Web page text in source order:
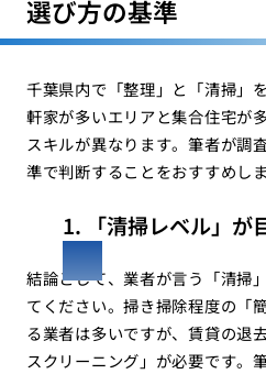
選び方の基準
千葉県内で「整理」と「清掃」
軒家が多いエリアと集合住宅が
スキルが異なります。筆者が調
準で判断することをおすすめしま
1. 「清掃レベル」が
結論として、業者が言う「清掃
てください。掃き掃除程度の「
る業者は多いですが、賃貸の退
スクリーニング」が必要です。